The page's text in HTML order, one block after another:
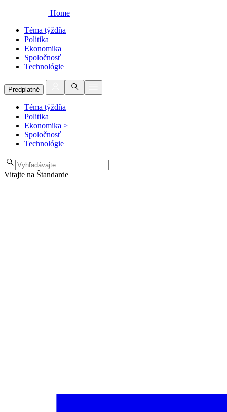
Home
Téma týždňa
Politika
Ekonomika
Spoločnosť
Technológie
Predplatné
Téma týždňa
Politika
Ekonomika >
Spoločnosť
Technológie
Vitajte na Štandarde